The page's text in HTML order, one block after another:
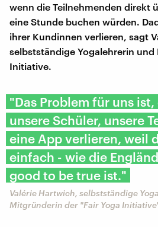
wenn die Teilnehmenden direkt
eine Stunde buchen würden.
ihrer Kundinnen verlieren, sagt
selbstständige Yogalehrerin
Initiative.
"Das Problem für uns
unsere Schüler, unsere
eine App verlieren, weil
einfach - wie die
good to be true ist."
Valérie Hartwich, selbstständige
Mitgründerin der "Fair Yoga